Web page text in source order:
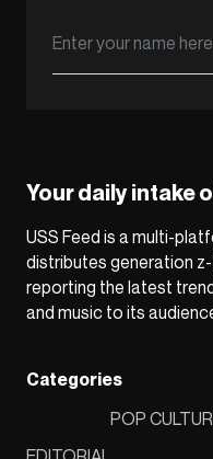
Your daily intake
USS Feed is a multi-
distributes generation
reporting the latest
and music to its
Categories
POP